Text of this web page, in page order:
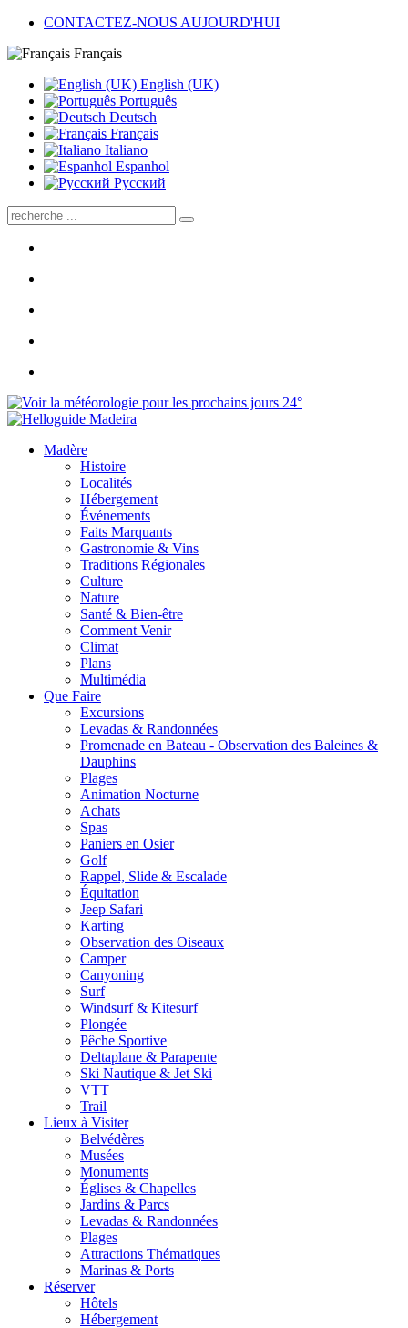
CONTACTEZ-NOUS AUJOURD'HUI
Français
English (UK)
Português
Deutsch
Français
Italiano
Espanhol
Pусский
24°
Madère
Histoire
Localités
Hébergement
Événements
Faits Marquants
Gastronomie & Vins
Traditions Régionales
Culture
Nature
Santé & Bien-être
Comment Venir
Climat
Plans
Multimédia
Que Faire
Excursions
Levadas & Randonnées
Promenade en Bateau - Observation des Baleines &
Dauphins
Plages
Animation Nocturne
Achats
Spas
Paniers en Osier
Golf
Rappel, Slide & Escalade
Équitation
Jeep Safari
Karting
Observation des Oiseaux
Camper
Canyoning
Surf
Windsurf & Kitesurf
Plongée
Pêche Sportive
Deltaplane & Parapente
Ski Nautique & Jet Ski
VTT
Trail
Lieux à Visiter
Belvédères
Musées
Monuments
Églises & Chapelles
Jardins & Parcs
Levadas & Randonnées
Plages
Attractions Thématiques
Marinas & Ports
Réserver
Hôtels
Hébergement